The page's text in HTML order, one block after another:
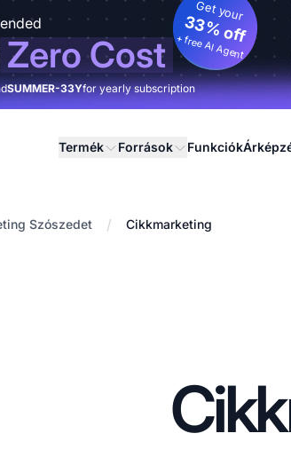
Zero Cost
Get your
33% off
+ free AI Agent
SUMMER-33Yfor yearly subscription
Termék Források Funkciók
Szószedet / Cikkmarketing